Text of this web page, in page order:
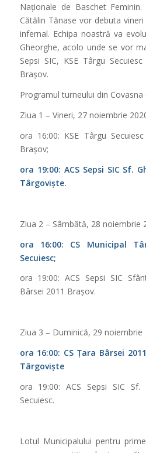
Naționale de Baschet
Cătălin Tănase vor debuta
infernal. Echipa noastră va
Gheorghe, acolo unde se vor
Sepsi SIC, KSE Târgu
Brașov.
Programul turneului din
Ziua 1 – Vineri, 27 noiembrie
ora 16:00: KSE Târgu
Brașov;
ora 19:00: ACS Sepsi SIC Sf.
Târgoviște.
Ziua 2 – Sâmbătă, 28 noiembrie
ora 16:00: CS Municipal
Secuiesc;
ora 19:00: ACS Sepsi SIC
Bârsei 2011 Brașov.
Ziua 3 – Duminică, 29 noiembrie
ora 16:00: CS Țara Bârsei
Târgoviște
ora 19:00: ACS Sepsi SIC Sf.
Secuiesc.
Lotul Municipalului pentru